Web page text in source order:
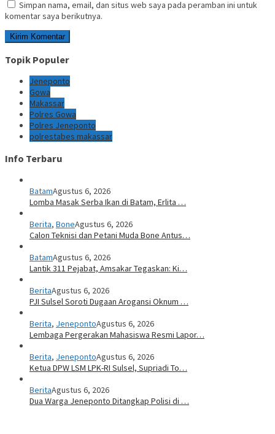
Simpan nama, email, dan situs web saya pada peramban ini untuk
komentar saya berikutnya.
Topik Populer
Jeneponto
Gowa
Makassar
Polres Gowa
Polres Jeneponto
polrestabes makassar
Info Terbaru
BatamAgustus 6, 2026
Lomba Masak Serba Ikan di Batam, Erlita …
Berita, BoneAgustus 6, 2026
Calon Teknisi dan Petani Muda Bone Antus…
BatamAgustus 6, 2026
Lantik 311 Pejabat, Amsakar Tegaskan: Ki…
BeritaAgustus 6, 2026
PJI Sulsel Soroti Dugaan Arogansi Oknum …
Berita, JenepontoAgustus 6, 2026
Lembaga Pergerakan Mahasiswa Resmi Lapor…
Berita, JenepontoAgustus 6, 2026
Ketua DPW LSM LPK-RI Sulsel, Supriadi To…
BeritaAgustus 6, 2026
Dua Warga Jeneponto Ditangkap Polisi di …